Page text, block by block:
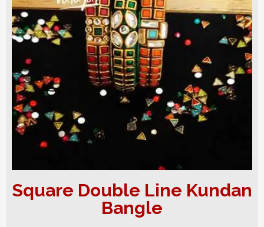
Square Double Line Kundan
Bangle